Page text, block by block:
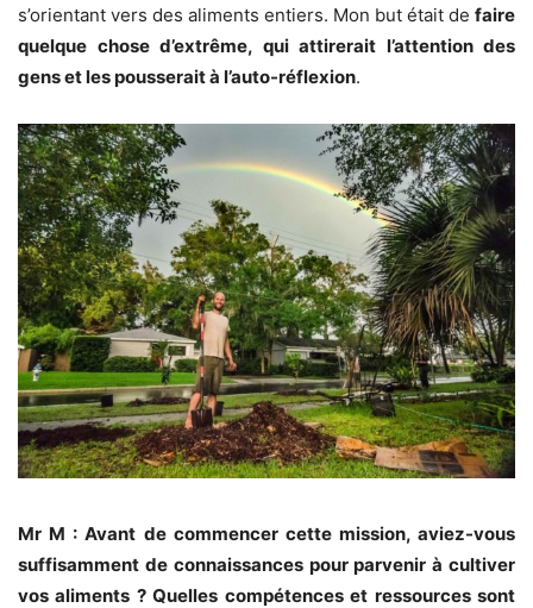
s’orientant vers des aliments entiers. Mon but était de faire
quelque chose d’extrême, qui attirerait l’attention des
gens et les pousserait à l’auto-réflexion.
Mr M : Avant de commencer cette mission, aviez-vous
suffisamment de connaissances pour parvenir à cultiver
vos aliments ? Quelles compétences et ressources sont